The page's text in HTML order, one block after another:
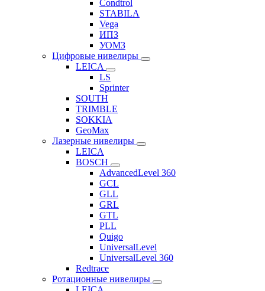
Condtrol
STABILA
Vega
ИПЗ
УОМЗ
Цифровые нивелиры
LEICA
LS
Sprinter
SOUTH
TRIMBLE
SOKKIA
GeoMax
Лазерные нивелиры
LEICA
BOSCH
AdvancedLevel 360
GCL
GLL
GRL
GTL
PLL
Quigo
UniversalLevel
UniversalLevel 360
Redtrace
Ротационные нивелиры